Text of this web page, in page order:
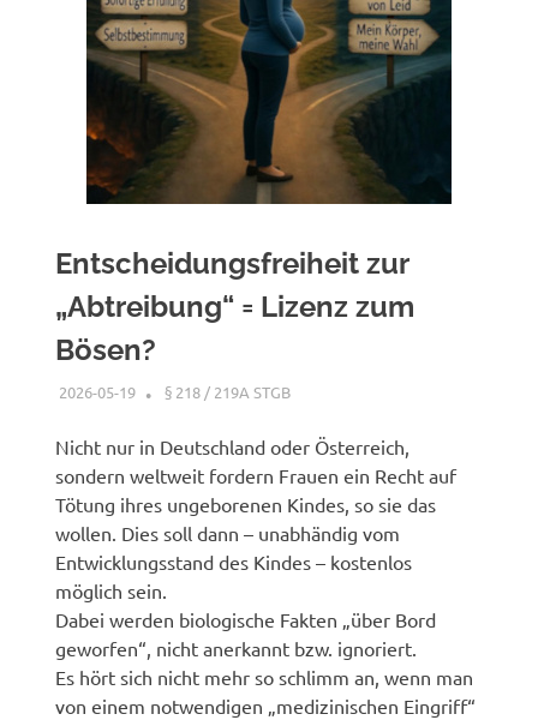
Entscheidungsfreiheit zur
„Abtreibung“ = Lizenz zum
Bösen?
2026-05-19 XX
§ 218 / 219A STGB
Nicht nur in Deutschland oder Österreich,
sondern weltweit fordern Frauen ein Recht auf
Tötung ihres ungeborenen Kindes, so sie das
wollen. Dies soll dann – unabhändig vom
Entwicklungsstand des Kindes – kostenlos
möglich sein.
Dabei werden biologische Fakten „über Bord
geworfen“, nicht anerkannt bzw. ignoriert.
Es hört sich nicht mehr so schlimm an, wenn man
von einem notwendigen „medizinischen Eingriff“